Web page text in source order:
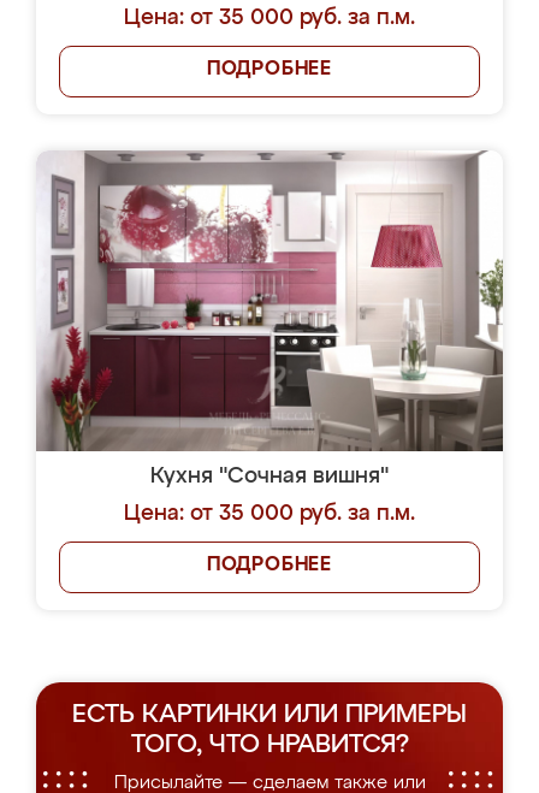
Цена: от 35 000 руб. за п.м.
ПОДРОБНЕЕ
Кухня "Сочная вишня"
Цена: от 35 000 руб. за п.м.
ПОДРОБНЕЕ
ЕСТЬ КАРТИНКИ ИЛИ ПРИМЕРЫ
ТОГО, ЧТО НРАВИТСЯ?
Присылайте — сделаем также или